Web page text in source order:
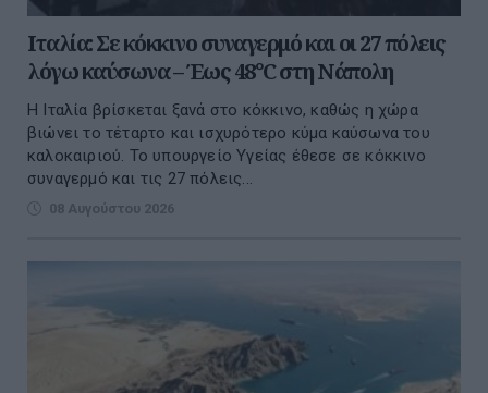
Ιταλία: Σε κόκκινο συναγερμό και οι 27 πόλεις
λόγω καύσωνα – Έως 48°C στη Νάπολη
Η Ιταλία βρίσκεται ξανά στο κόκκινο, καθώς η χώρα
βιώνει το τέταρτο και ισχυρότερο κύμα καύσωνα του
καλοκαιριού. Το υπουργείο Υγείας έθεσε σε κόκκινο
συναγερμό και τις 27 πόλεις...
08 Αυγούστου 2026